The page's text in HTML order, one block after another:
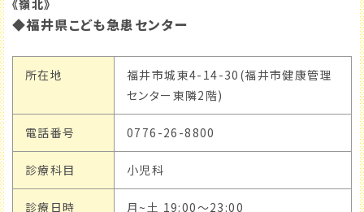
《嶺北》
◆福井県こども急患センター
所在地
福井市城東4-14-30(福井市健康管理
センター東隣2階)
電話番号 0776-26-8800
診療科目 小児科
診療日時
月~土 19:00～23:00